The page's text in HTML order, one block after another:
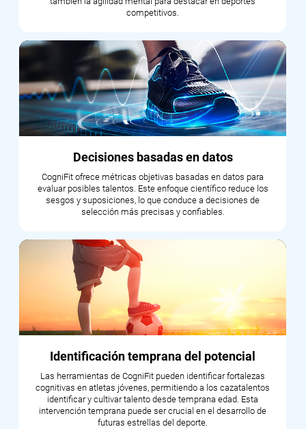
competitivos.
Decisiones basadas en datos
CogniFit ofrece métricas objetivas basadas en datos para
evaluar posibles talentos. Este enfoque científico reduce los
sesgos y suposiciones, lo que conduce a decisiones de
selección más precisas y confiables.
Identificación temprana del potencial
Las herramientas de CogniFit pueden identificar fortalezas
cognitivas en atletas jóvenes, permitiendo a los cazatalentos
identificar y cultivar talento desde temprana edad. Esta
intervención temprana puede ser crucial en el desarrollo de
futuras estrellas del deporte.